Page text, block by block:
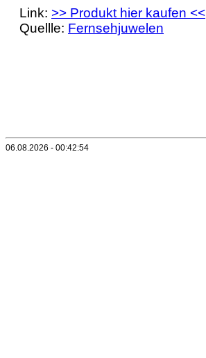
Link: >> Produkt hier kaufen <<
Quellle: Fernsehjuwelen
06.08.2026 - 00:42:54